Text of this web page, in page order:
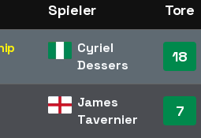
Spieler Tore
Cyriel
Dessers
18
James
Tavernier
7